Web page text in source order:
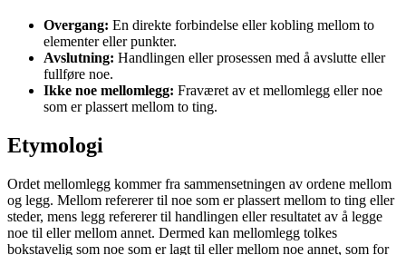
Overgang: En direkte forbindelse eller kobling mellom to
elementer eller punkter.
Avslutning: Handlingen eller prosessen med å avslutte eller
fullføre noe.
Ikke noe mellomlegg: Fraværet av et mellomlegg eller noe
som er plassert mellom to ting.
Etymologi
Ordet mellomlegg kommer fra sammensetningen av ordene mellom
og legg. Mellom refererer til noe som er plassert mellom to ting eller
steder, mens legg refererer til handlingen eller resultatet av å legge
noe til eller mellom annet. Dermed kan mellomlegg tolkes
bokstavelig som noe som er lagt til eller mellom noe annet, som for